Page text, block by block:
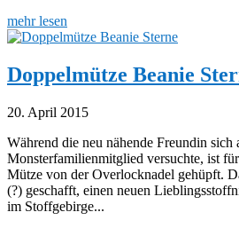
mehr lesen
Doppelmütze Beanie
20. April 2015
Während die neu nähende Freundin sich
Monsterfamilienmitglied versuchte, ist
Mütze von der Overlocknadel gehüpft.
(?) geschafft, einen neuen
im Stoffgebirge...